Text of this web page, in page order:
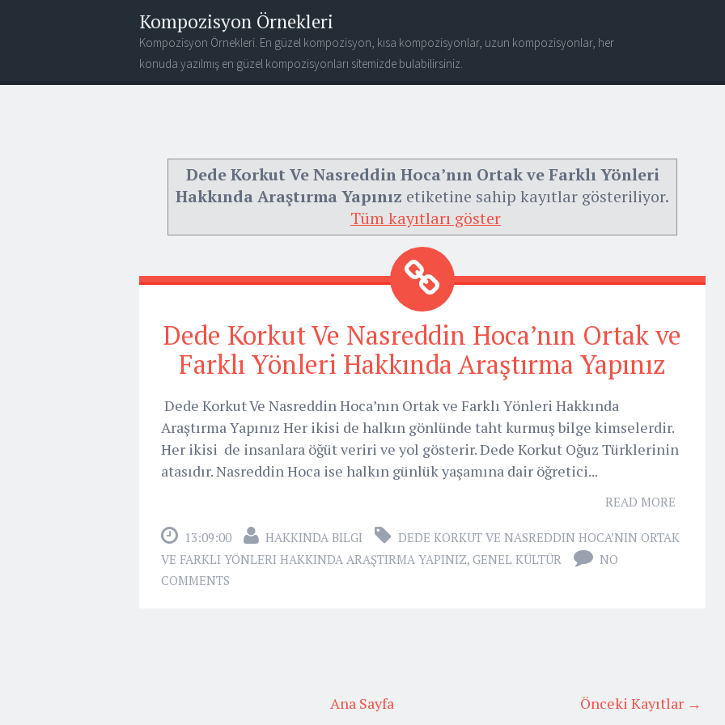
Kompozisyon Örnekleri
Kompozisyon Örnekleri. En güzel kompozisyon, kısa kompozisyonlar, uzun kompozisyonlar, her
konuda yazılmış en güzel kompozisyonları sitemizde bulabilirsiniz.
Dede Korkut Ve Nasreddin Hoca’nın Ortak ve Farklı Yönleri
Hakkında Araştırma Yapınız etiketine sahip kayıtlar gösteriliyor.
Tüm kayıtları göster
Dede Korkut Ve Nasreddin Hoca’nın Ortak ve
Farklı Yönleri Hakkında Araştırma Yapınız
Dede Korkut Ve Nasreddin Hoca’nın Ortak ve Farklı Yönleri Hakkında
Araştırma Yapınız Her ikisi de halkın gönlünde taht kurmuş bilge kimselerdir.
Her ikisi de insanlara öğüt veriri ve yol gösterir. Dede Korkut Oğuz Türklerinin
atasıdır. Nasreddin Hoca ise halkın günlük yaşamına dair öğretici...
READ MORE
13:09:00 HAKKINDA BILGI
DEDE KORKUT VE NASREDDIN HOCA’NIN ORTAK
VE FARKLI YÖNLERI HAKKINDA ARAŞTIRMA YAPINIZ, GENEL KÜLTÜR
NO
COMMENTS
Önceki Kayıtlar →
Ana Sayfa